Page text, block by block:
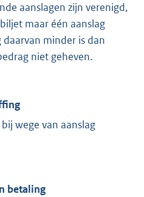
aanslagen zijn verenigd,
maar één aanslag
minder is dan
niet geheven.
wege van aanslag
betaling